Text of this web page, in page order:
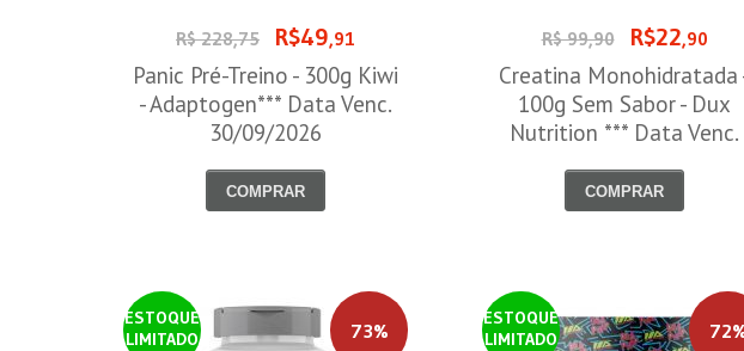
R$ 228,75 R$49,91
Panic Pré-Treino - 300g Kiwi
- Adaptogen*** Data Venc.
30/09/2026
COMPRAR
R$ 99,90 R$22,90
Creatina Monohidratada
100g Sem Sabor - Dux
Nutrition *** Data Venc.
COMPRAR
ESTOQUE
LIMITADO
73%
ESTOQUE
LIMITADO